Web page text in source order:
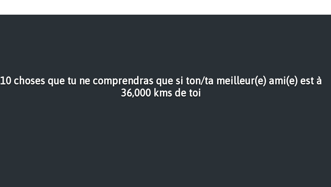
10 choses que tu ne comprendras que si ton/ta meilleur(e) ami(e) est à
36,000 kms de toi